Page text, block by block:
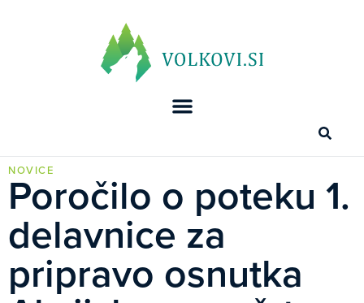
NOVICE
Poročilo o poteku 1.
delavnice za
pripravo osnutka